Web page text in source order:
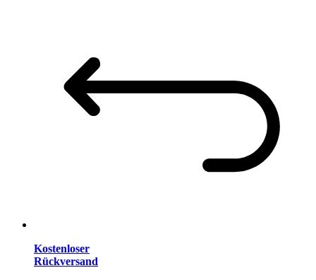
Kostenloser
Rückversand